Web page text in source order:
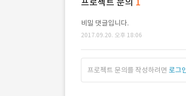
비밀 댓글입니다.
2017.09.20. 오후 18:06
프로젝트 문의를 작성하려면 로그